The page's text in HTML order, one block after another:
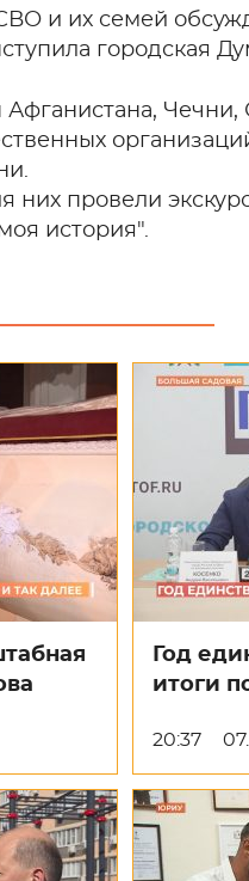
и их семей
городская
Афганистана,
них провели
история".
Год
итоги
20:37